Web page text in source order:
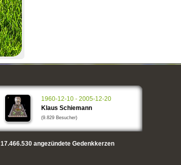
1960-12-10 - 2005-12-20
Klaus Schiemann
(9.829 Besucher)
17.466.530angezündete Gedenkkerzen